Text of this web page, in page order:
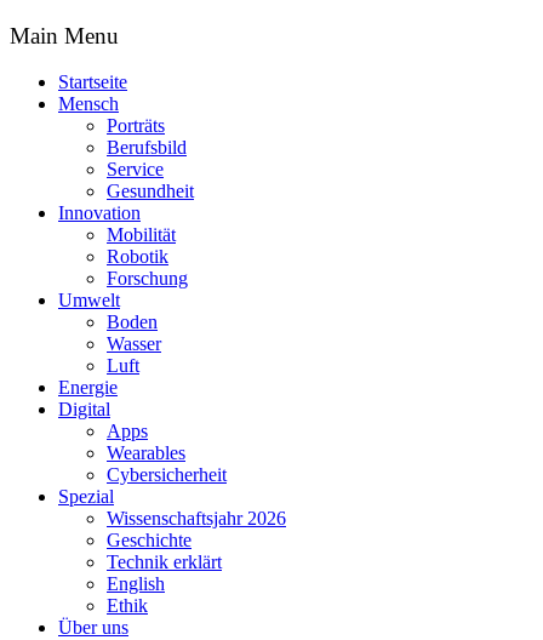
Main Menu
Startseite
Mensch
Porträts
Berufsbild
Service
Gesundheit
Innovation
Mobilität
Robotik
Forschung
Umwelt
Boden
Wasser
Luft
Energie
Digital
Apps
Wearables
Cybersicherheit
Spezial
Wissenschaftsjahr 2026
Geschichte
Technik erklärt
English
Ethik
Über uns